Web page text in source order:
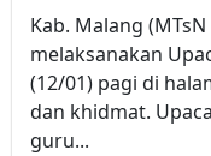
Kab. Malang
melaksanakan
(12/01) pagi di
dan khidmat.
guru...